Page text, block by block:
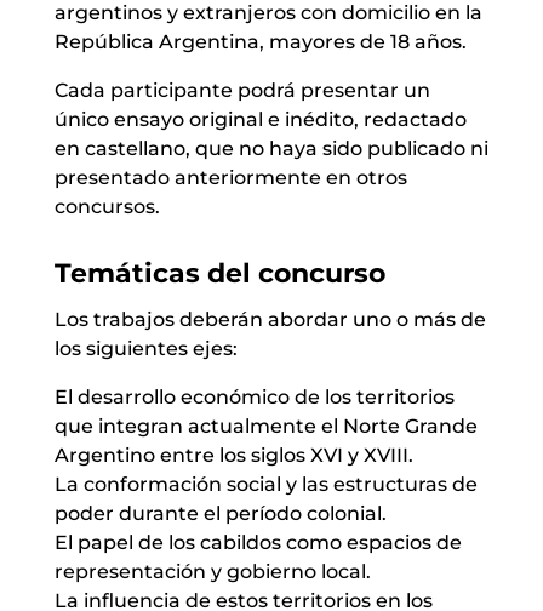
argentinos y extranjeros con domicilio en la
República Argentina, mayores de 18 años.
Cada participante podrá presentar un
único ensayo original e inédito, redactado
en castellano, que no haya sido publicado ni
presentado anteriormente en otros
concursos.
Temáticas del concurso
Los trabajos deberán abordar uno o más de
los siguientes ejes:
El desarrollo económico de los territorios
que integran actualmente el Norte Grande
Argentino entre los siglos XVI y XVIII.
La conformación social y las estructuras de
poder durante el período colonial.
El papel de los cabildos como espacios de
representación y gobierno local.
La influencia de estos territorios en los